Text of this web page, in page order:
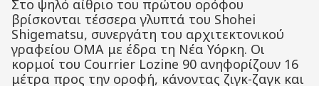
Στο ψηλό αίθριο του πρώτου ορόφου
βρίσκονται τέσσερα γλυπτά του Shohei
Shigematsu, συνεργάτη του αρχιτεκτονικού
γραφείου OMA με έδρα τη Νέα Υόρκη. Οι
κορμοί του Courrier Lozine 90 ανηφορίζουν 16
μέτρα προς την οροφή, κάνοντας ζιγκ-ζαγκ και